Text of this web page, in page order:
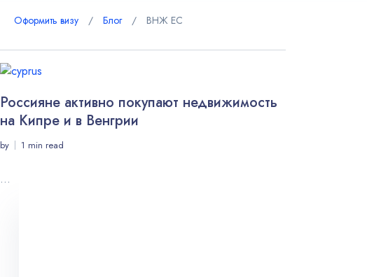
Оформить визу ∕ Блог ∕ ВНЖ ЕС
Россияне активно покупают недвижимость
на Кипре и в Венгрии
by 1 min read
...